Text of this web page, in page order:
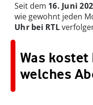
Seit dem 16. Juni
wie gewohnt jeden
Uhr bei RTL
Was kostet
welches